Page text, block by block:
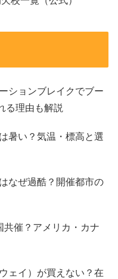
ションブレイクでブー
る理由も解説
暑い？気温・標高と選
なぜ過酷？開催都市の
共催？アメリカ・カナ
ェイ）が買えない？在